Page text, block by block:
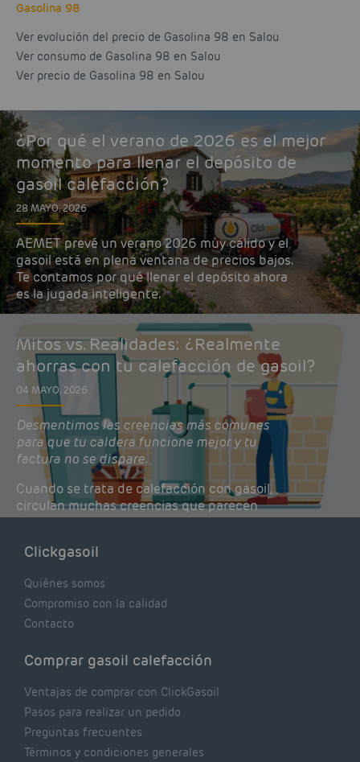
Gasolina 98
Ver evolución del precio de Gasolina 98 en Salou
Ver consumo de Gasolina 98 en Salou
Ver precio de Gasolina 98 en Salou
¿Por qué el verano de 2026 es el mejor
momento para llenar el depósito de
gasoil calefacción?
28 MAYO, 2026
AEMET prevé un verano 2026 muy cálido y el
gasoil está en plena ventana de precios bajos.
Te contamos por qué llenar el depósito ahora
es la jugada inteligente.
Mitos vs. Realidades: ¿Realmente
ahorras con tu calefacción de gasoil?
04 MAYO, 2026
Desmentimos las creencias más comunes
para que tu caldera funcione mejor y tu
factura no se dispare.
Cuando se trata de calefacción con gasoil,
circulan muchas creencias que parecen
lógicas pero que, en realidad, pueden estar
de tu caldera. Pocas se contrastan con lo que
Clickgasoil
Quiénes somos
Compromiso con la calidad
Contacto
Comprar gasoil calefacción
Ventajas de comprar con ClickGasoil
Pasos para realizar un pedido
Preguntas frecuentes
Términos y condiciones generales